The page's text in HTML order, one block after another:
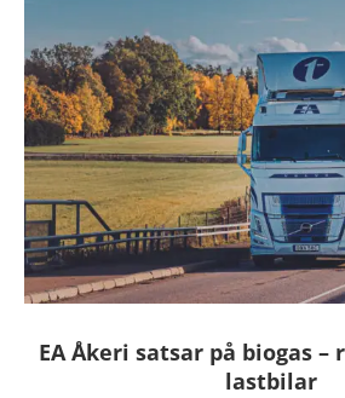
EA Åkeri satsar på biogas
lastbilar